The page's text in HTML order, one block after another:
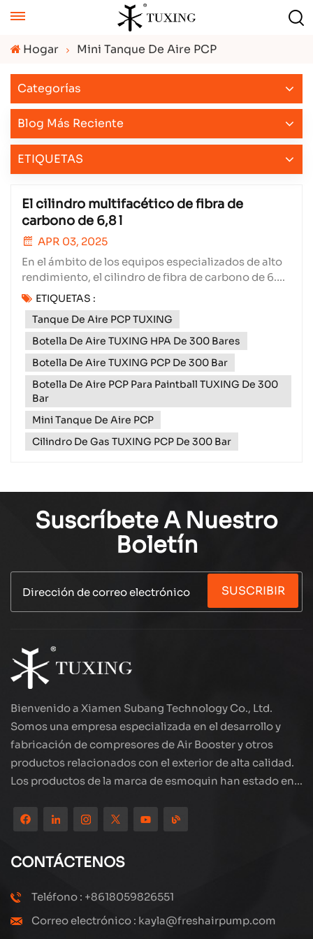
Hogar Mini Tanque De Aire PCP
Categorías
Blog Más Reciente
ETIQUETAS
El cilindro multifacético de fibra de
carbono de 6,8 l
APR 03, 2025
En el ámbito de los equipos especializados de alto
rendimiento, el cilindro de fibra de carbono de 6.8L
se ha consolidado en múltiples ámbitos. Su
adaptabilidad y características superiores lo
convierten en un componente esencial en
actividades como el buceo, el paintball y en
sistemas que utilizan...
ETIQUETAS :
Tanque De Aire PCP TUXING
Botella De Aire TUXING HPA De 300 Bares
Botella De Aire TUXING PCP De 300 Bar
Botella De Aire PCP Para Paintball TUXING De 300
Bar
Mini Tanque De Aire PCP
Cilindro De Gas TUXING PCP De 300 Bar
Suscríbete A Nuestro
Boletín
SUSCRIBIR
Bienvenido a Xiamen Subang Technology Co., Ltd.
Somos una empresa especializada en el desarrollo y
fabricación de compresores de Air Booster y otros
productos relacionados con el exterior de alta calidad.
Los productos de la marca de esmoquin han estado en
ubicada en el hermoso paisaje de la ciudad costera:
Xiamen, nuestros productos se exportan a más de 80
países y regiones, con una excelente calidad ha ganado
una amplia reputación internacional. Subang
Technology tiene un equipo de ventas profesional y un
estamos explorando y estudiando cómo actualizar
CONTÁCTENOS
Teléfono : +8618059826551
Correo electrónico : kayla@freshairpump.com